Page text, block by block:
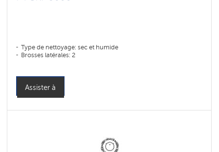
Type de nettoyage: sec et humide
Brosses latérales: 2
Assister à